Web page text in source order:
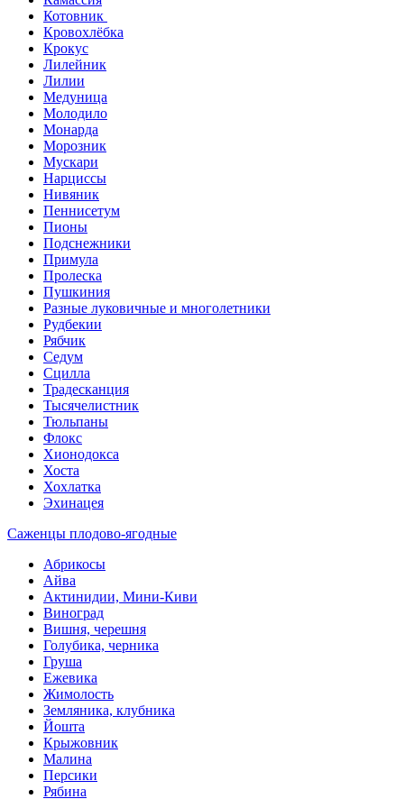
Котовник
Кровохлёбка
Крокус
Лилейник
Лилии
Медуница
Молодило
Монарда
Морозник
Мускари
Нарциссы
Нивяник
Пеннисетум
Пионы
Подснежники
Примула
Пролеска
Пушкиния
Разные луковичные и многолетники
Рудбекии
Рябчик
Седум
Сцилла
Традесканция
Тысячелистник
Тюльпаны
Флокс
Хионодокса
Хоста
Хохлатка
Эхинацея
Саженцы плодово-ягодные
Абрикосы
Айва
Актинидии, Мини-Киви
Виноград
Вишня, черешня
Голубика, черника
Груша
Ежевика
Жимолость
Земляника, клубника
Йошта
Крыжовник
Малина
Персики
Рябина